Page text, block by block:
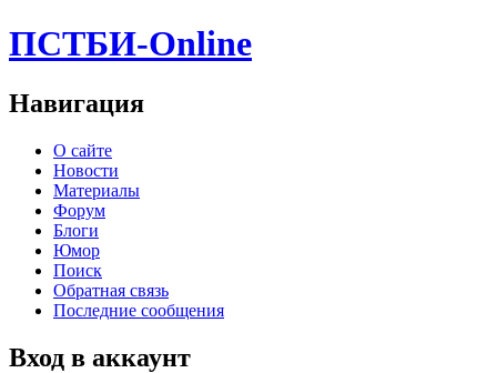
ПСТБИ-Online
Навигация
О сайте
Новости
Материалы
Форум
Блоги
Юмор
Поиск
Обратная связь
Последние сообщения
Вход в аккаунт